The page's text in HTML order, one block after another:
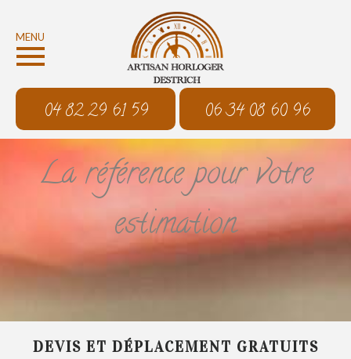
MENU
04 82 29 61 59 06 34 08 60 96
La référence pour votre
estimation
DEVIS ET DÉPLACEMENT GRATUITS